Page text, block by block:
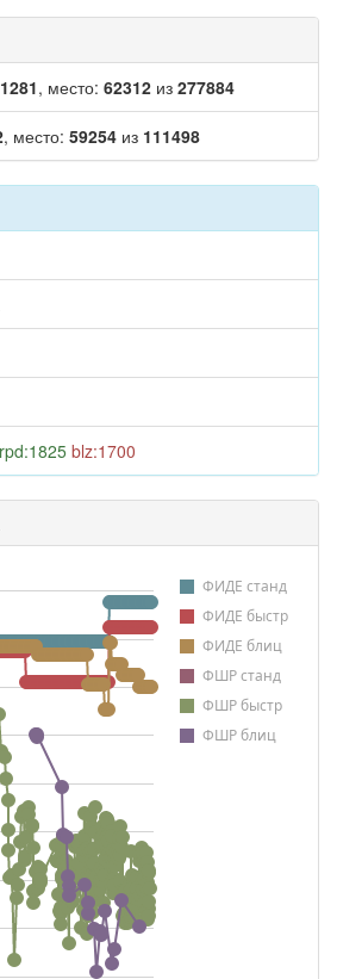
1281, место: 62312 из 277884
, место: 59254 из 111498
rpd:1825 blz:1700
ФИДЕ станд
ФИДЕ быстр
ФИДЕ блиц
ФШР станд
ФШР быстр
ФШР блиц